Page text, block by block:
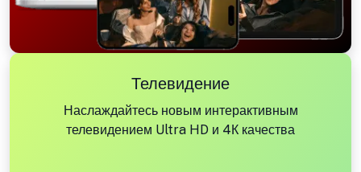
Телевидение
Наслаждайтесь новым интерактивным
телевидением Ultra HD и 4К качества